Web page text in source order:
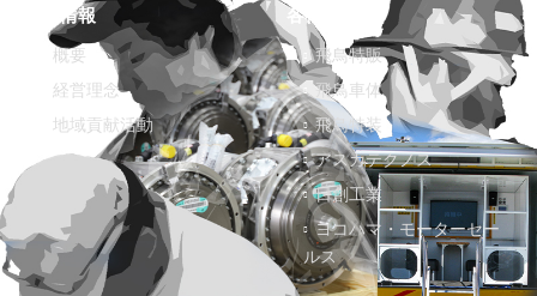
企業情報
概要
経営理念
地域貢献活動
各社紹介
飛鳥特販
飛鳥車体
飛鳥特装
アスカテクノス
日創工業
ヨコハマ・モーターセー
ルス